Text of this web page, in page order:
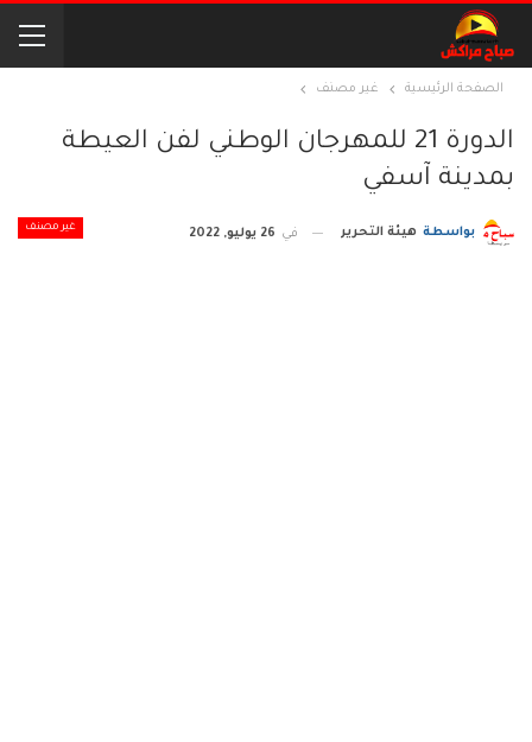
الصفحة الرئيسية غير مصنف
الدورة 21 للمهرجان الوطني لفن العيطة
بمدينة آسفي
غير مصنف بواسطة هيئة التحرير في 26 يوليو, 2022